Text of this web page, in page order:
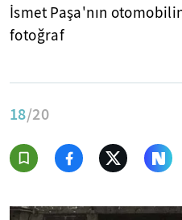
İsmet Paşa'nın
fotoğraf
18/20